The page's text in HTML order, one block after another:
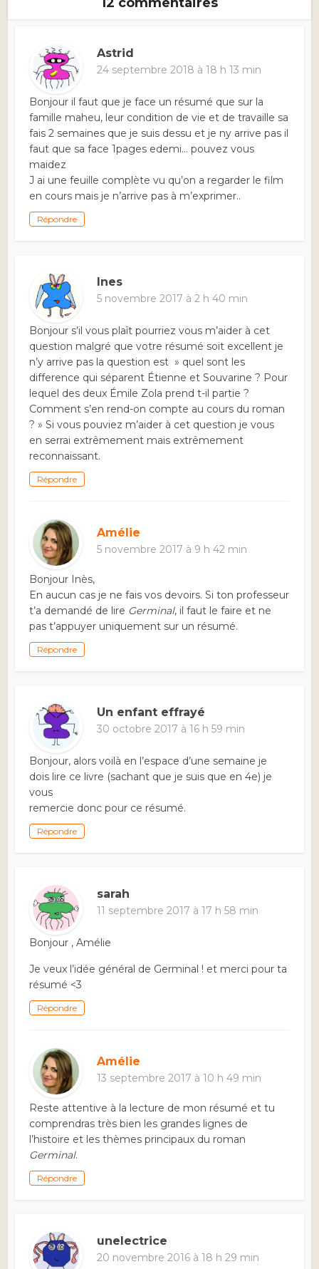
Astrid
24 septembre 2018 à 18 h 13 min
Bonjour il faut que je face un résumé que sur la
famille maheu, leur condition de vie et de travaille sa
fais 2 semaines que je suis dessu et je ny arrive pas il
faut que sa face 1pages edemi… pouvez vous
maidez
J ai une feuille complète vu qu’on a regarder le film
en cours mais je n’arrive pas à m’exprimer..
Répondre
Ines
5 novembre 2017 à 2 h 40 min
Bonjour s’il vous plaît pourriez vous m’aider à cet
question malgré que votre résumé soit excellent je
n’y arrive pas la question est » quel sont les
difference qui séparent Étienne et Souvarine ? Pour
lequel des deux Émile Zola prend t-il partie ?
Comment s’en rend-on compte au cours du roman
? » Si vous pouviez m’aider à cet question je vous
en serrai extrêmement mais extrêmement
reconnaissant.
Répondre
Amélie
5 novembre 2017 à 9 h 42 min
Bonjour Inès,
En aucun cas je ne fais vos devoirs. Si ton professeur
t’a demandé de lire Germinal, il faut le faire et ne
pas t’appuyer uniquement sur un résumé.
Répondre
Un enfant effrayé
30 octobre 2017 à 16 h 59 min
Bonjour, alors voilà en l’espace d’une semaine je
dois lire ce livre (sachant que je suis que en 4e) je
vous
remercie donc pour ce résumé.
Répondre
sarah
11 septembre 2017 à 17 h 58 min
Bonjour , Amélie
Je veux l’idée général de Germinal ! et merci pour ta
résumé <3
Répondre
Amélie
13 septembre 2017 à 10 h 49 min
Reste attentive à la lecture de mon résumé et tu
comprendras très bien les grandes lignes de
l’histoire et les thèmes principaux du roman
Germinal.
Répondre
unelectrice
20 novembre 2016 à 18 h 29 min